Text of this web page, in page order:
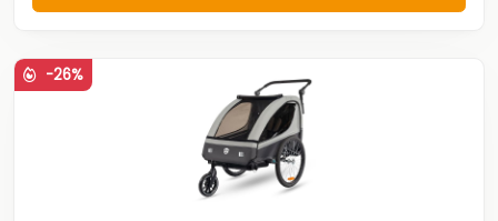
-26%